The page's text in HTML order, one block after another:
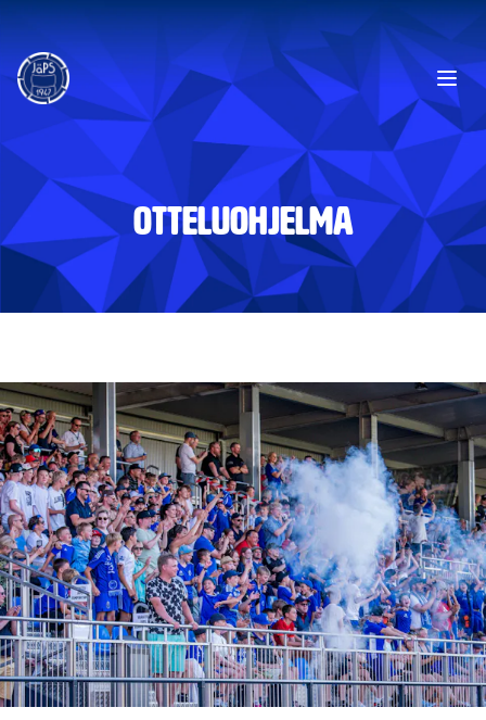
OTTELUOHJELMA